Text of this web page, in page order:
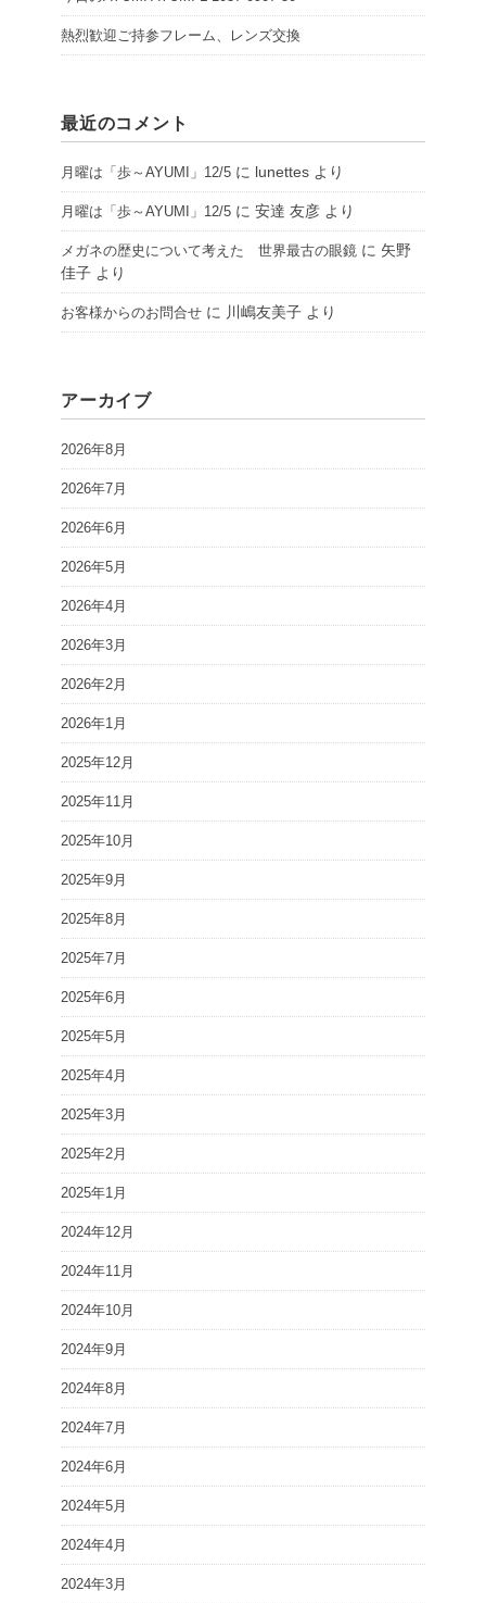
熱烈歓迎ご持参フレーム、レンズ交換
最近のコメント
月曜は「歩～AYUMI」12/5 に lunettes より
月曜は「歩～AYUMI」12/5 に 安達 友彦 より
メガネの歴史について考えた 世界最古の眼鏡 に 矢野
佳子 より
お客様からのお問合せ に 川嶋友美子 より
アーカイブ
2026年8月
2026年7月
2026年6月
2026年5月
2026年4月
2026年3月
2026年2月
2026年1月
2025年12月
2025年11月
2025年10月
2025年9月
2025年8月
2025年7月
2025年6月
2025年5月
2025年4月
2025年3月
2025年2月
2025年1月
2024年12月
2024年11月
2024年10月
2024年9月
2024年8月
2024年7月
2024年6月
2024年5月
2024年4月
2024年3月